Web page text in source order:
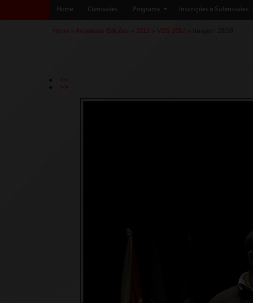
Home Comissões Programa Inscrições e Submissões
Home Anteriores Edições 2012 VDS 2012
<<
>>